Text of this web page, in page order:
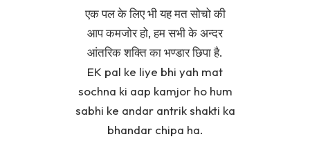
एक पल के लिए भी यह मत सोचो की
आप कमजोर हो, हम सभी के अन्दर
आंतरिक शक्ति का भण्डार छिपा है.
EK pal ke liye bhi yah mat
sochna ki aap kamjor ho hum
sabhi ke andar antrik shakti ka
bhandar chipa ha.